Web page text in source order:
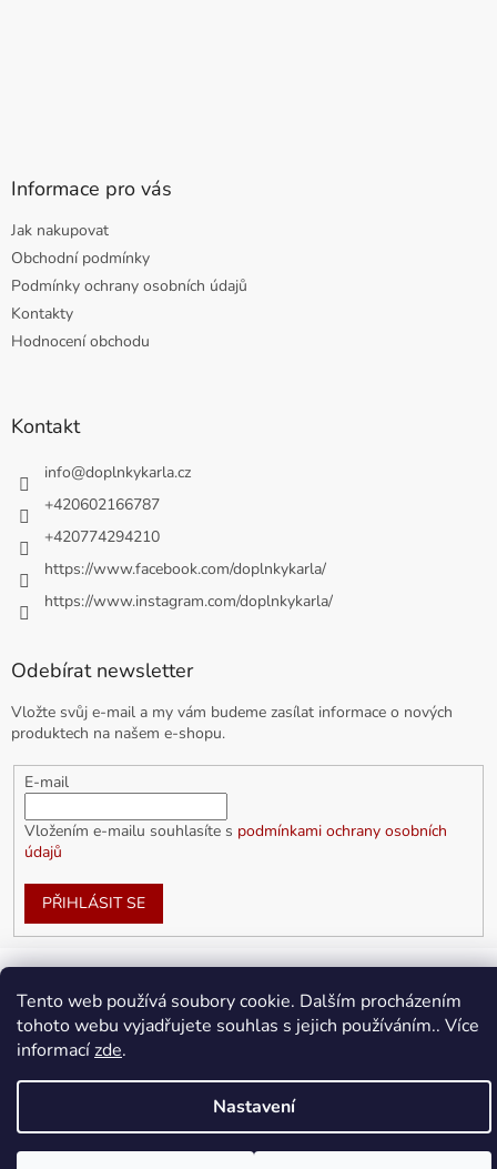
Tento web používá soubory cookie. Dalším procházením
tohoto webu vyjadřujete souhlas s jejich používáním.. Více
informacízde.
Nastavení
Informace pro vás
Jak nakupovat
Obchodní podmínky
Podmínky ochrany osobních údajů
Kontakty
Hodnocení obchodu
Kontakt
info@doplnkykarla.cz
+420602166787
+420774294210
https://www.facebook.com/doplnkykarla/
https://www.instagram.com/doplnkykarla/
Odebírat newsletter
Vložte svůj e-mail a my vám budeme zasílat informace o nových
produktech na našem e-shopu.
E-mail
Vložením e-mailu souhlasíte s podmínkami ochrany osobních
údajů
PŘIHLÁSIT SE
Vytvořil Shoptet